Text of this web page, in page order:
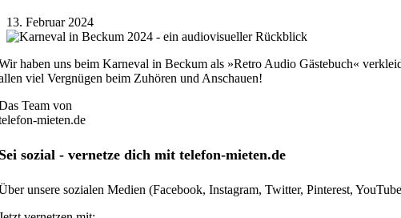
13. Februar 2024
haben uns beim Karneval in Beckum als »Retro Audio Gästebuch«
viel Vergnügen beim Zuhören und Anschauen!
Team von
mieten.de
sozial - vernetze dich mit telefon-mieten.de
unsere sozialen Medien (Facebook, Instagram, Twitter, Pinterest,